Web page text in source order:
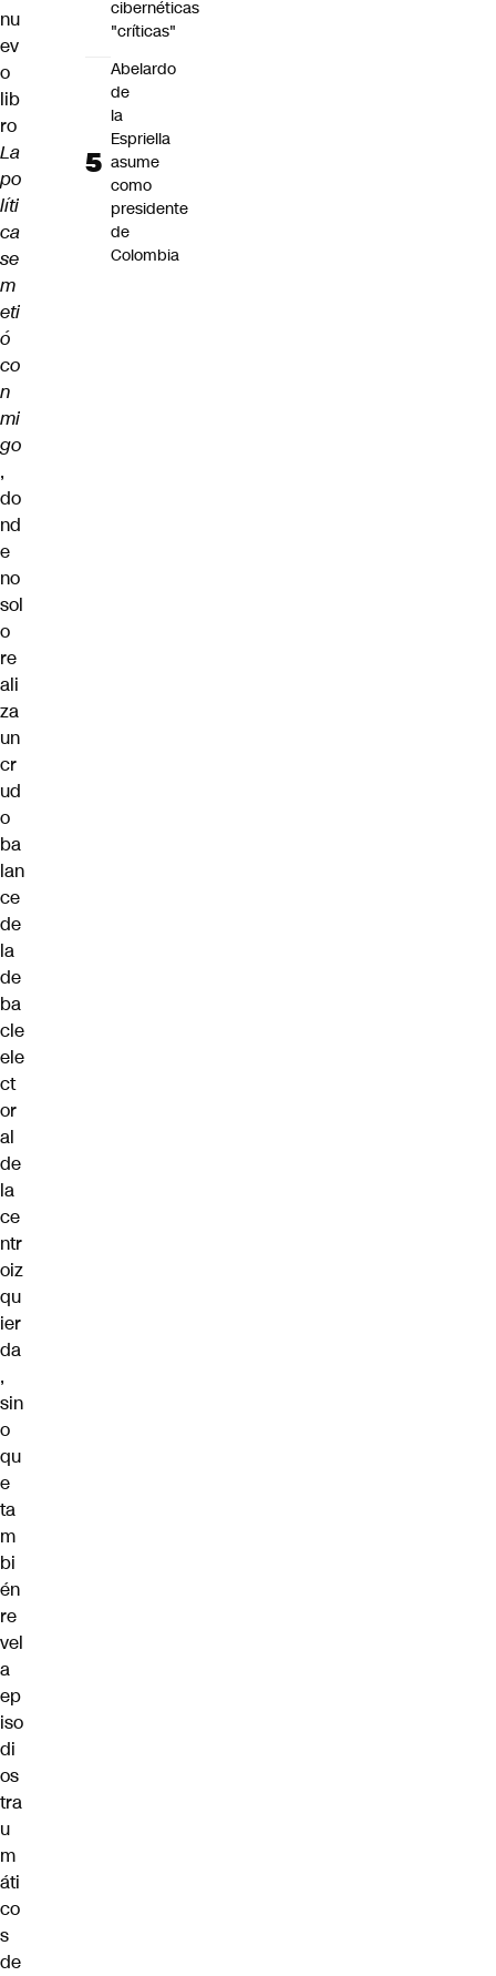
nu
ev
o
lib
ro
La
po
líti
ca
se
m
eti
ó
co
n
mi
go
,
do
nd
e
no
sol
o
re
ali
za
un
cr
ud
o
ba
lan
ce
de
la
de
ba
cle
ele
ct
or
al
de
la
ce
ntr
oiz
qu
ier
da
,
sin
o
qu
e
ta
m
bi
én
re
vel
a
ep
iso
di
os
tra
u
m
áti
co
s
de
cibernéticas
"críticas"
Abelardo
de
la
Espriella
asume
como
presidente
de
Colombia